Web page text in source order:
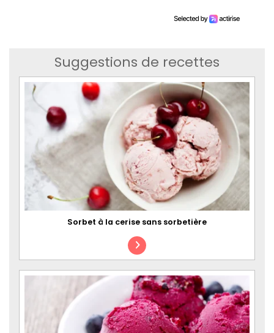
Suggestions de recettes
Sorbet à la cerise sans sorbetière